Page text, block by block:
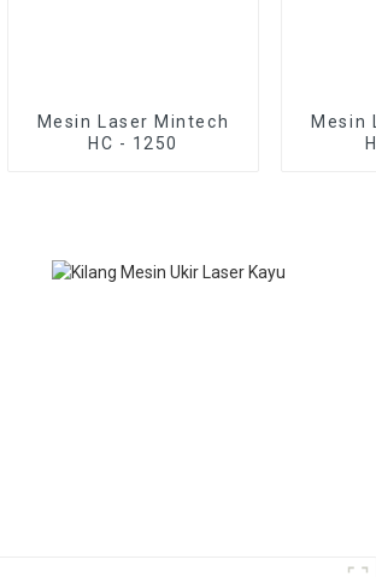
Mesin Laser Mintech
HC - 1250
Mesin